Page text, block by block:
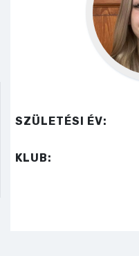
SZÜLETÉSI ÉV:
KLUB: